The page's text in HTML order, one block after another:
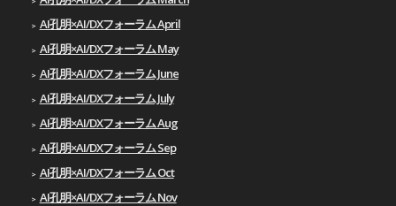
AI孔明×AI/DXフォーラム April
AI孔明×AI/DXフォーラム May
AI孔明×AI/DXフォーラム June
AI孔明×AI/DXフォーラム July
AI孔明×AI/DXフォーラム Aug
AI孔明×AI/DXフォーラム Sep
AI孔明×AI/DXフォーラム Oct
AI孔明×AI/DXフォーラム Nov